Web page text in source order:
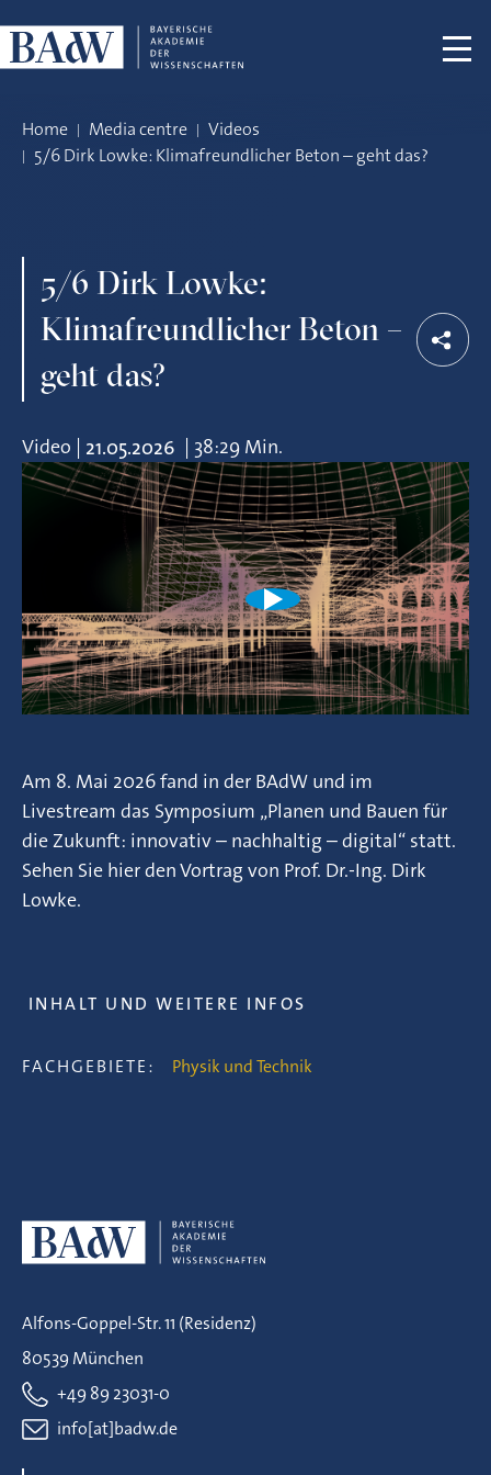
Home Media centre
Videos
5/6 Dirk Lowke: Klimafreundlicher Beton – geht das?
5/6 Dirk Lowke:
Klimafreundlicher Beton –
geht das?
Video | 21.05.2026 | 38:29 Min.
Am 8. Mai 2026 fand in der BAdW und im
Livestream das Symposium „Planen und Bauen für
die Zukunft: innovativ – nachhaltig – digital“ statt.
Sehen Sie hier den Vortrag von Prof. Dr.-Ing. Dirk
Lowke.
INHALT UND WEITERE INFOS
FACHGEBIETE: Physik und Technik
Alfons-Goppel-Str. 11 (Residenz)
80539 München
+49 89 23031-0
info[at]badw.de